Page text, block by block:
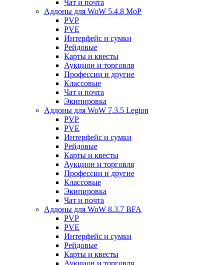
Чат и почта
Аддоны для WoW 5.4.8 MoP
PVP
PVE
Интерфейс и сумки
Рейдовые
Карты и квесты
Аукцион и торговля
Профессии и другие
Классовые
Чат и почта
Экипировка
Аддоны для WoW 7.3.5 Legion
PVP
PVE
Интерфейс и сумки
Рейдовые
Карты и квесты
Аукцион и торговля
Профессии и другие
Классовые
Экипировка
Чат и почта
Аддоны для WoW 8.3.7 BFA
PVP
PVE
Интерфейс и сумки
Рейдовые
Карты и квесты
Аукцион и торговля